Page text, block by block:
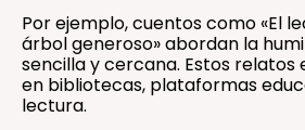
Por ejemplo, cuentos como «El
árbol generoso» abordan la
sencilla y cercana. Estos relatos
en bibliotecas, plataformas
lectura.